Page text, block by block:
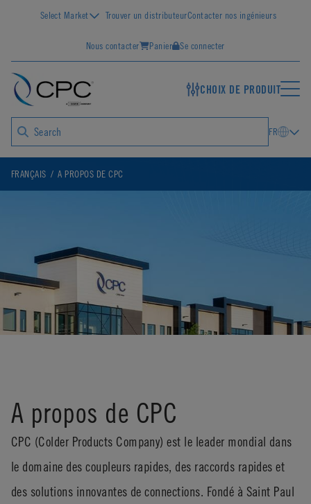
Select Market Trouver un distributeurContacter nos ingénieurs
Nous contacter Panier Se connecter
CHOIX DE PRODUIT
FR
FRANÇAIS A PROPOS DE CPC
A propos de CPC
CPC (Colder Products Company) est le leader mondial dans
le domaine des coupleurs rapides, des raccords rapides et
des solutions innovantes de connections. Fondé à Saint Paul